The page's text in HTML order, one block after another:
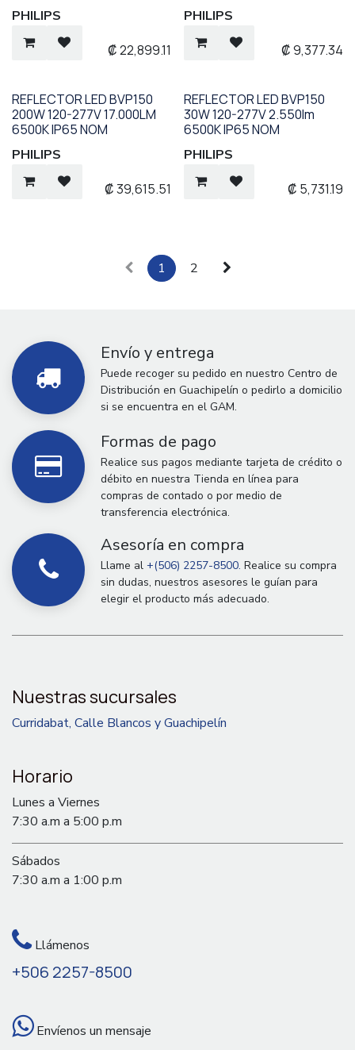
PHILIPS
₡22,899.11
PHILIPS
₡9,377.34
REFLECTOR LED BVP150
200W 120-277V 17.000LM
6500K IP65 NOM
PHILIPS
₡39,615.51
REFLECTOR LED BVP150
30W 120-277V 2.550lm
6500K IP65 NOM
PHILIPS
₡ 5,731.19
1 2
Envío y entrega
Puede recoger su pedido en nuestro Centro de
Distribución en Guachipelín o pedirlo a domicilio
si se encuentra en el GAM.
Formas de pago
Realice sus pagos mediante tarjeta de crédito o
débito en nuestra Tienda en línea para
compras de contado o por medio de
transferencia electrónica.
Asesoría en compra
Llame al +(506) 2257-8500. Realice su compra
sin dudas, nuestros asesores le guían para
elegir el producto más adecuado.
Nuestras sucursales
Curridabat, Calle Blancos y Guachipelín
Horario
Lunes a Viernes
7:30 a.m a 5:00 p.m
Sábados
7:30 a.m a 1:00 p.m
Llámenos
+506 2257-8500
Envíenos un mensaje